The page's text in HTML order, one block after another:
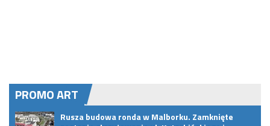
PROMO ART
Rusza budowa ronda w Malborku. Zamknięte